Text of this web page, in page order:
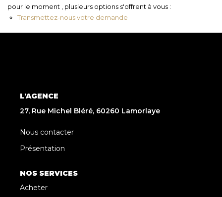
pour le moment , plusieurs options s'offrent à vous :
Transmettez-nous votre demande
L'AGENCE
27, Rue Michel Bléré, 60260 Lamorlaye
Nous contacter
Présentation
NOS SERVICES
Acheter